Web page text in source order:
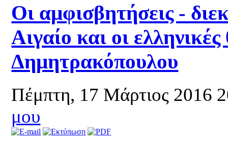
Οι αμφισβητήσεις -
Αιγαίο και οι
Δημητρακόπουλου
Πέμπτη, 17 Μάρτιος 2016
μου